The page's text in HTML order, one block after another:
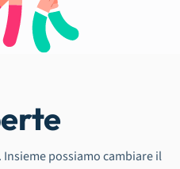
possiamo cambiare il